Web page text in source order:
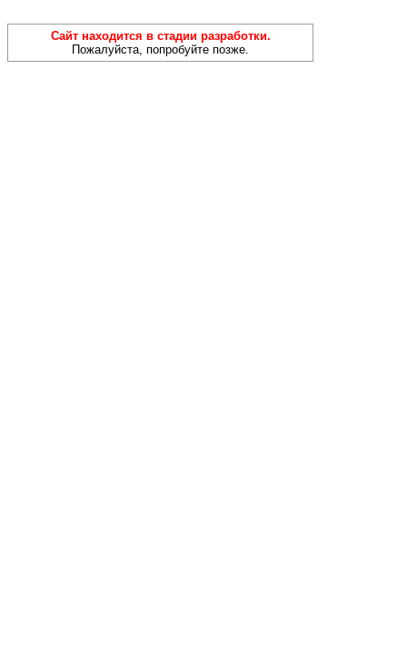
Сайт находится в стадии разработки.
Пожалуйста, попробуйте позже.